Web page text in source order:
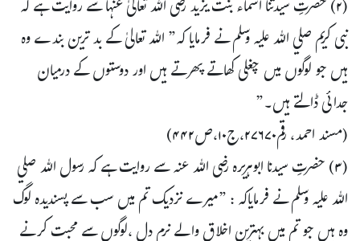
نبی کریم صلي اللہ عليہ وسلم نے فرمایا کہ” اللہ تعالیٰ کے بد ترین بندے وہ
ہیں جو لوگوں میں چغلی کھاتے پھرتے ہیں اور دوستوں کے درمیان
جدائی ڈالتے ہیں۔”
(مسند احمد، رقم۲۷۶۷۰،ج۱۰،ص۴۴۲)
(۳) حضرتِ سیدنا ابوہریرہ رضی اللہ عنہ سے روایت ہے کہ رسول اللہ صلي
اللہ عليہ وسلم نے فرمایاکہ : ”میرے نزدیک تم میں سب سے پسندیدہ لوگ